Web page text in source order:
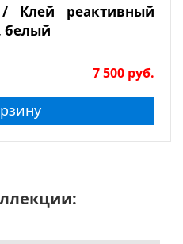
/ Клей реактивный
белый
7 500 руб.